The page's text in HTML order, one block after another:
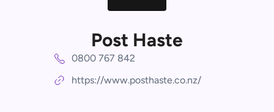
Post Haste
0800 767 842
https://www.posthaste.co.nz/